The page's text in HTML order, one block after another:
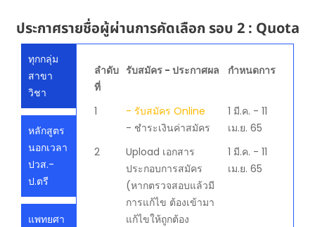
ประกาศรายชื่อผู้ผ่านการคัดเลือก รอบ 2 : Quota
ทุกกลุ่ม
สาขา
วิชา
หลักสูตร
นอกเวลา
ปวส.-
ป.ตรี
แพทยศา
ลำดับ
ที่
รับสมัคร - ประกาศผล กำหนดการ
1
- รับสมัคร Online
- ชำระเงินค่าสมัคร
1 มี.ค. - 11
เม.ย. 65
2
Upload เอกสาร
ประกอบการสมัคร
(หากตรวจสอบแล้วมี
การแก้ไข ต้องเข้ามา
แก้ไขให้ถูกต้อง
1 มี.ค. - 11
เม.ย. 65